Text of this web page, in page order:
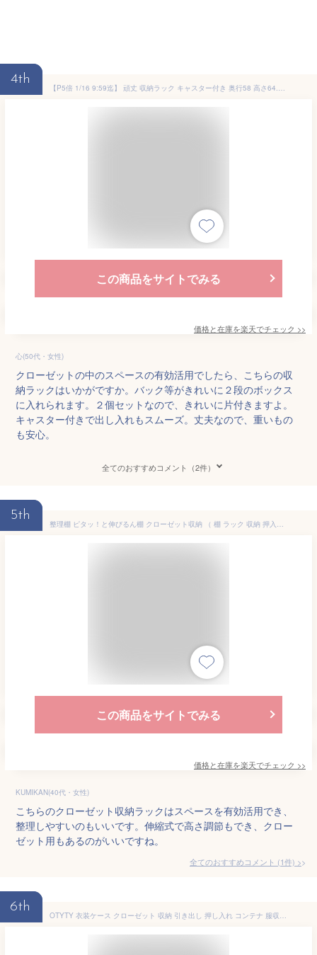
4th
【P5倍 1/16 9:59迄】 頑丈 収納ラック キャスター付き 奥行58 高さ64.5 幅28/40/46cm 全体耐荷重40kg 単品/2個組 押入れ 収納 押入れ収納 クローゼット クローゼット収納 ウォークインクローゼット 前後 引き出し 山善 YAMAZEN 【送料無料】
この商品をサイトでみる
価格と在庫を楽天でチェック >>
心(50代・女性)
クローゼットの中のスペースの有効活用でしたら、こちらの収
納ラックはいかがですか。バック等がきれいに２段のボックス
に入れられます。２個セットなので、きれいに片付きますよ。
キャスター付きで出し入れもスムーズ。丈夫なので、重いもの
も安心。
全てのおすすめコメント（2件）
5th
整理棚 ピタッ！と伸びるん棚 クローゼット収納 （ 棚 ラック 収納 押入れ収納 伸縮 高さ調節 収納棚 クローゼット 押し入れ 階段下 整理整頓 収納用品 クローゼット収納棚 押入れ スリム 収納ラック ）
この商品をサイトでみる
価格と在庫を楽天でチェック >>
KUMIKAN(40代・女性)
こちらのクローゼット収納ラックはスペースを有効活用でき、
整理しやすいのもいいです。伸縮式で高さ調節もでき、クロー
ゼット用もあるのがいいですね。
全てのおすすめコメント (1件) >
6th
OTYTY 衣装ケース クローゼット 収納 引き出し 押し入れ コンテナ 服収納 プラケース 収納 折り畳み 洋服収納 衣類収納 衣装棚 洋服収納 三段 整理棚 おしいれ収納 積み重ね可能 大容量 ニット 収納 ＸＬ 純白 おしゃれ 3個組 タンスケース